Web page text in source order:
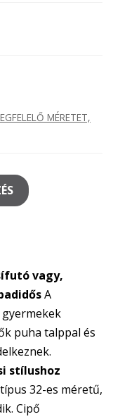
MÉRETET,
vagy,
A
puha talppal és
stílushoz
típus 32-es méretű,
Cipő